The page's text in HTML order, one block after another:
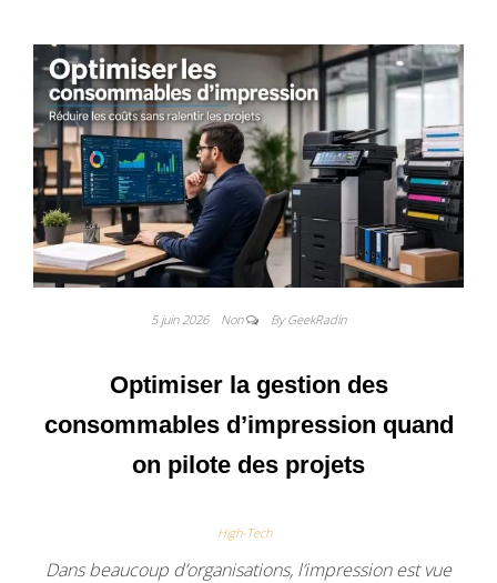
5 juin 2026 Non By GeekRadin
Optimiser la gestion des
consommables d’impression quand
on pilote des projets
High-Tech
Dans beaucoup d’organisations, l’impression est vue